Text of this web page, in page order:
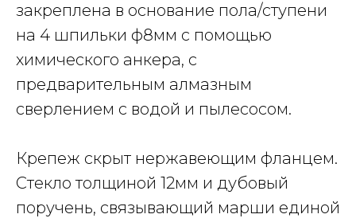
закреплена в основание пола/ступени
на 4 шпильки ф8мм с помощью
химического анкера, с
предварительным алмазным
сверлением с водой и пылесосом.
Крепеж скрыт нержавеющим фланцем.
Стекло толщиной 12мм и дубовый
поручень, связывающий марши единой